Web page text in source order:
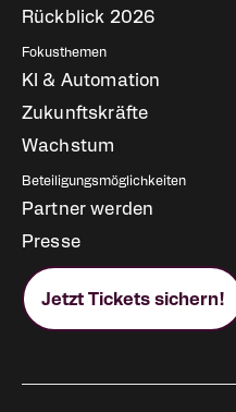
Rückblick 2026
Fokusthemen
KI & Automation
Zukunftskräfte
Wachstum
Beteiligungsmöglichkeiten
Partner werden
Presse
Jetzt Tickets sichern!